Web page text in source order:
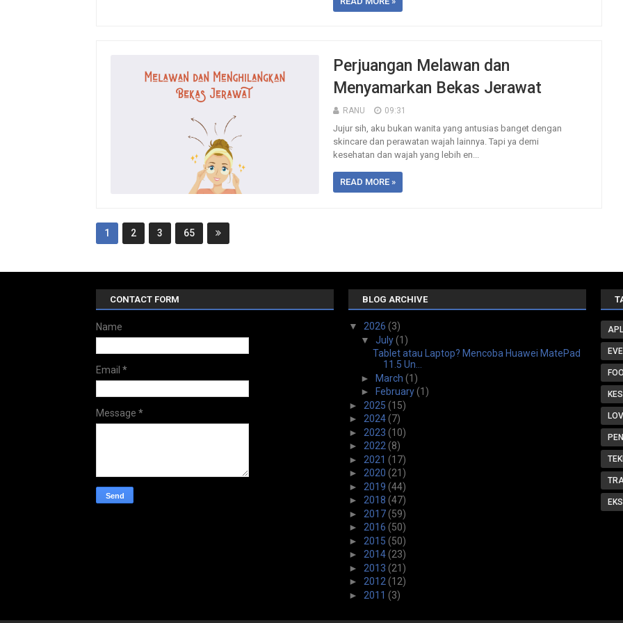
Perjuangan Melawan dan
Menyamarkan Bekas Jerawat
RANU 09:31
Jujur sih, aku bukan wanita yang antusias banget dengan
skincare dan perawatan wajah lainnya. Tapi ya demi
kesehatan dan wajah yang lebih en...
READ MORE »
1 2 3 65
CONTACT FORM
Name
Email *
Message *
BLOG ARCHIVE
▼ 2026(3)
▼ July(1)
Tablet atau Laptop? Mencoba Huawei MatePad
11.5 Un...
► March (1)
►
February(1)
► 2025(15)
► 2024(7)
► 2023(10)
► 2022(8)
► 2021(17)
► 2020(21)
► 2019(44)
► 2018(47)
► 2017(59)
► 2016(50)
► 2015(50)
► 2014(23)
► 2013(21)
► 2012(12)
► 2011(3)